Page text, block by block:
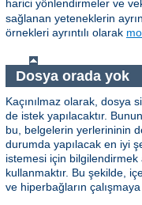
harici yönlendirmeler ve
sağlanan yeteneklerin
örnekleri ayrıntılı olarak
Dosya orada yok
Kaçınılmaz olarak, dosya
de istek yapılacaktır.
bu, belgelerin yerlerininin
durumda yapılacak en iyi
istemesi için bilgilendirmek
kullanmaktır. Bu şekilde,
ve hiperbağların